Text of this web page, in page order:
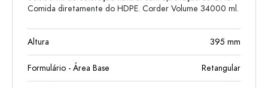
Comida diretamente do HDPE. Corder Volume 34000 ml.
Altura 395 mm
Formulário - Área Base Retangular